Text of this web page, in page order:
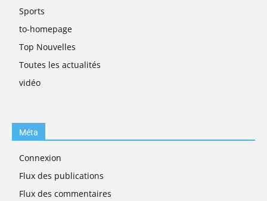
Sports
to-homepage
Top Nouvelles
Toutes les actualités
vidéo
Méta
Connexion
Flux des publications
Flux des commentaires